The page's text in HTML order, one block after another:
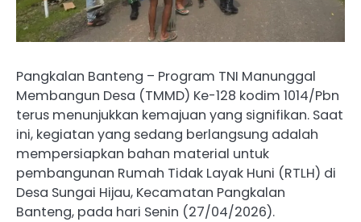
Pangkalan Banteng – Program TNI Manunggal
Membangun Desa (TMMD) Ke-128 kodim 1014/Pbn
terus menunjukkan kemajuan yang signifikan. Saat
ini, kegiatan yang sedang berlangsung adalah
mempersiapkan bahan material untuk
pembangunan Rumah Tidak Layak Huni (RTLH) di
Desa Sungai Hijau, Kecamatan Pangkalan
Banteng, pada hari Senin (27/04/2026).